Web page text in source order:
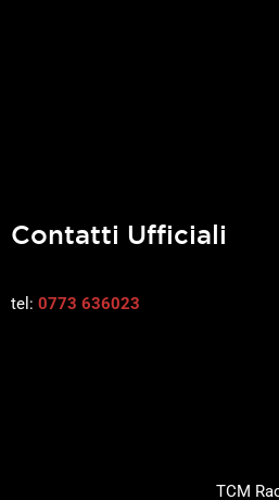
Contatti Ufficiali
tel: 0773 636023
TCM